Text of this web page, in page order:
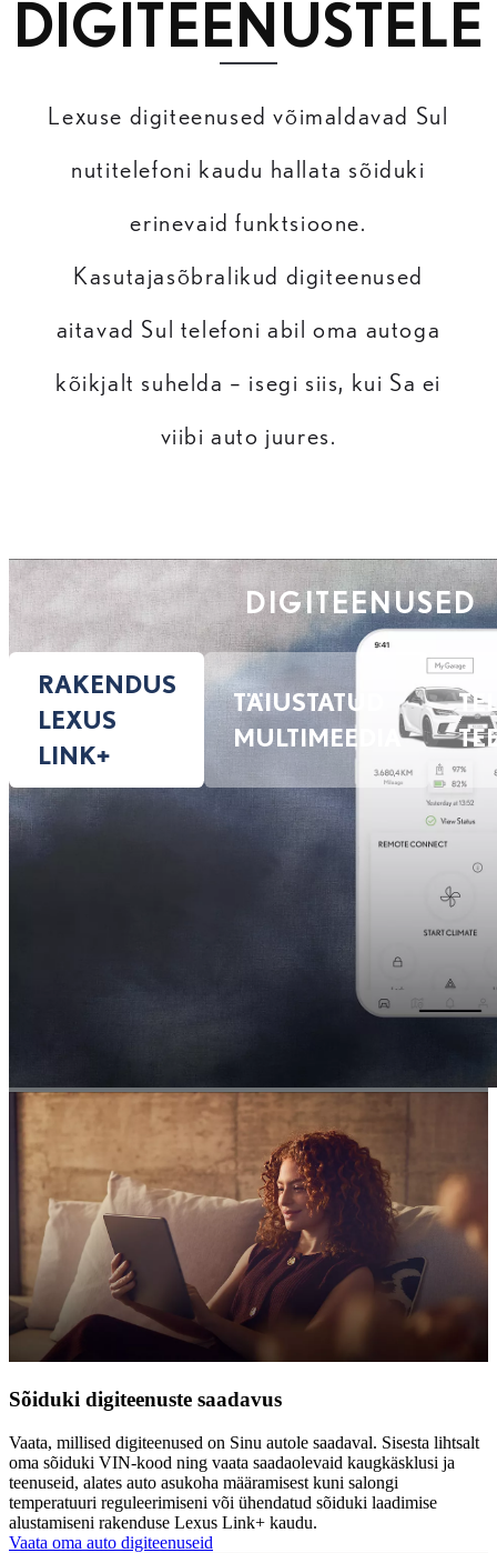
DIGITEENUSTELE
Lexuse digiteenused võimaldavad Sul
nutitelefoni kaudu hallata sõiduki
erinevaid funktsioone.
Kasutajasõbralikud digiteenused
aitavad Sul telefoni abil oma autoga
kõikjalt suhelda – isegi siis, kui Sa ei
viibi auto juures.
DIGITEENUSED
RAKENDUS
LEXUS
LINK+
TÄIUSTATUD
MULTIMEEDIA
Sõiduki digiteenuste saadavus
Vaata, millised digiteenused on Sinu autole saadaval. Sisesta lihtsalt
oma sõiduki VIN-kood ning vaata saadaolevaid kaugkäsklusi ja
teenuseid, alates auto asukoha määramisest kuni salongi
temperatuuri reguleerimiseni või ühendatud sõiduki laadimise
alustamiseni rakenduse Lexus Link+ kaudu.
Vaata oma auto digiteenuseid